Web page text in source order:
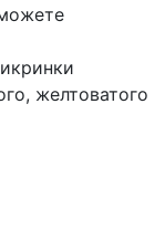
желтоватого